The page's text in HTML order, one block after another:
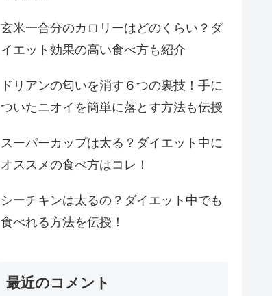
玄米一合分のカロリーはどのくらい？ダ
イエット効果の高い食べ方も紹介
ドリアンの匂いを消す６つの裏技！手に
ついたニオイを簡単に落とす方法も伝授
スーパーカップは太る？ダイエット中に
オススメの食べ方はコレ！
シーチキンは太るの？ダイエット中でも
食べれる方法を伝授！
最近のコメント